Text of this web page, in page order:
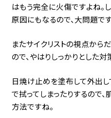
はもう完全に火傷ですよね。
原因にもなるので、大問題です
またサイクリストの視点から
ので、やはりしっかりとした対
日焼け止めを塗布して外出
で拭ってしまったりするので
方法ですね。